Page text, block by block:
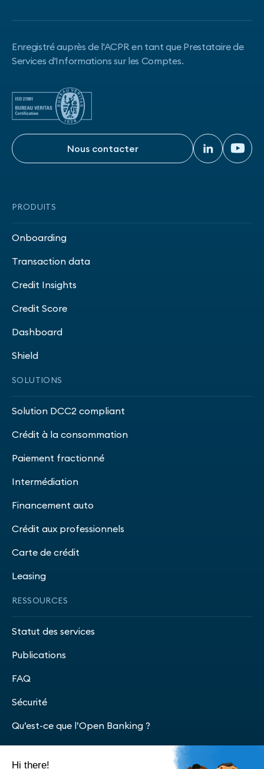
Enregistré auprès de l'ACPR en tant que Prestataire de
Services d'Informations sur les Comptes.
Nous contacter
PRODUITS
Onboarding
Transaction data
Credit Insights
Credit Score
Dashboard
Shield
SOLUTIONS
Solution DCC2 compliant
Crédit à la consommation
Paiement fractionné
Intermédiation
Financement auto
Crédit aux professionnels
Carte de crédit
Leasing
RESSOURCES
Statut des services
Publications
FAQ
Sécurité
Qu’est-ce que l’Open Banking ?
Espace presse